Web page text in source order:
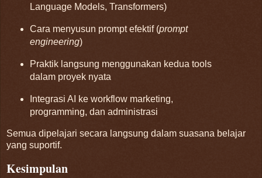
Language Models, Transformers)
Cara menyusun prompt efektif (prompt
engineering)
Praktik langsung menggunakan kedua tools
dalam proyek nyata
Integrasi AI ke workflow marketing,
programming, dan administrasi
Semua dipelajari secara langsung dalam suasana belajar
yang suportif.
Kesimpulan